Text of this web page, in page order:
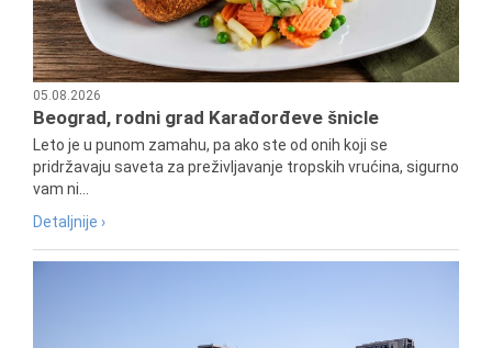
05.08.2026
Beograd, rodni grad Karađorđeve šnicle
Leto je u punom zamahu, pa ako ste od onih koji se
pridržavaju saveta za preživljavanje tropskih vrućina, sigurno
vam ni...
Detaljnije ›